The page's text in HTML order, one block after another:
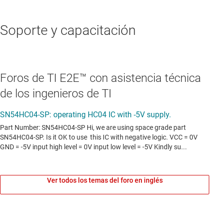
Soporte y capacitación
Foros de TI E2E™ con asistencia técnica
de los ingenieros de TI
Ver todos los temas del foro en inglés